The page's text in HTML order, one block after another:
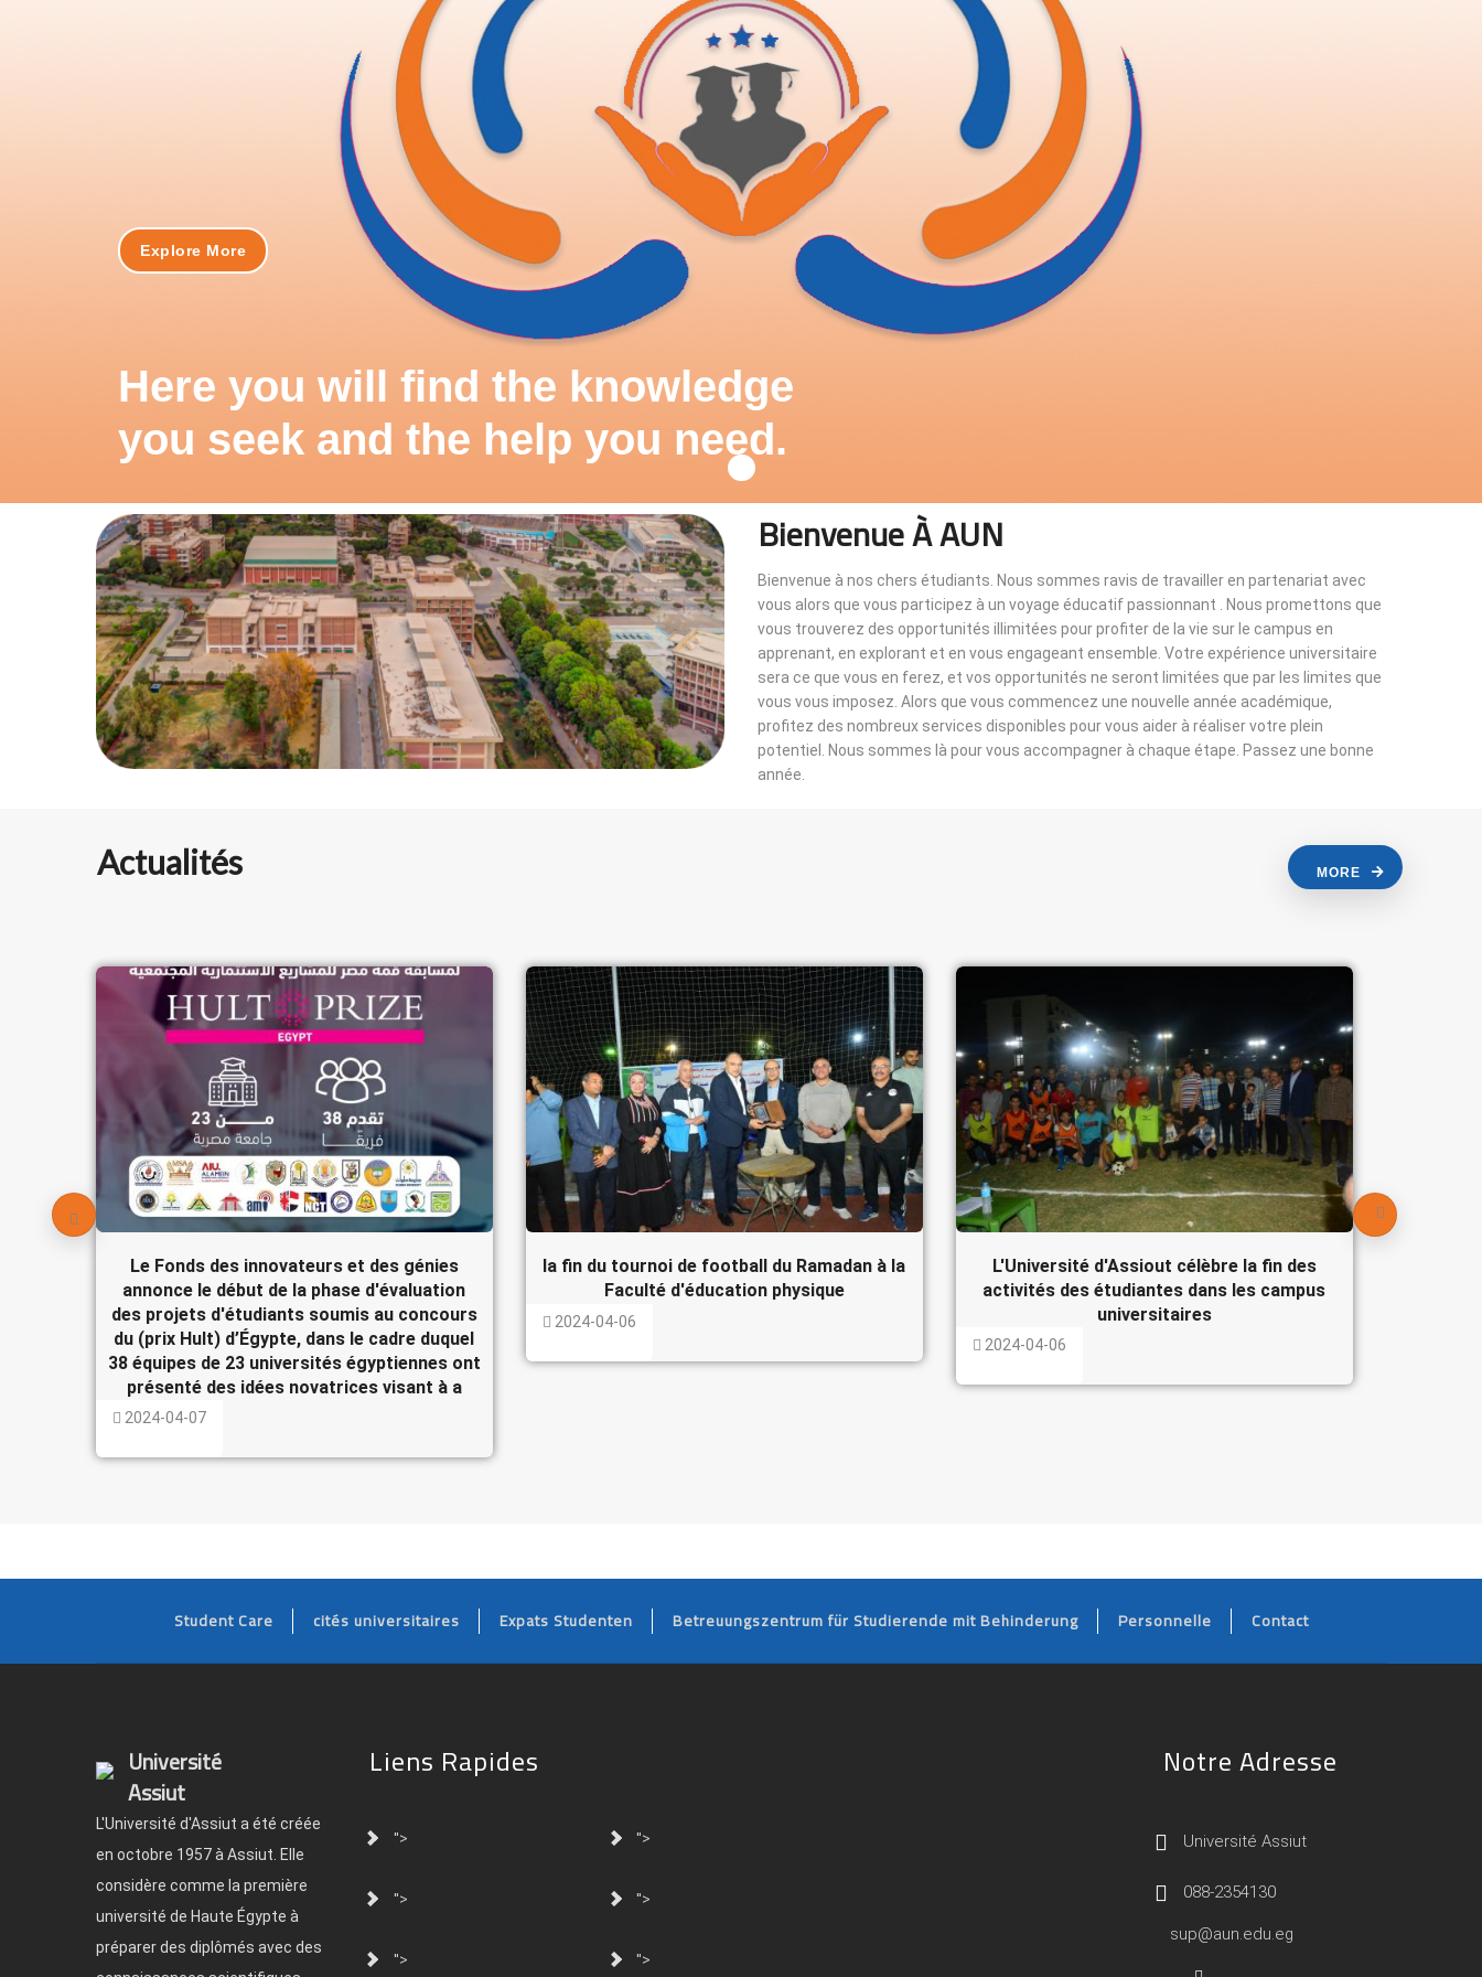
Here you will find the knowledge
you seek and the help you need.
Explore More
Bienvenue À AUN
Bienvenue à nos chers étudiants. Nous sommes ravis de travailler en partenariat avec
vous alors que vous participez à un voyage éducatif passionnant . Nous promettons que
vous trouverez des opportunités illimitées pour profiter de la vie sur le campus en
apprenant, en explorant et en vous engageant ensemble. Votre expérience universitaire
sera ce que vous en ferez, et vos opportunités ne seront limitées que par les limites que
vous vous imposez. Alors que vous commencez une nouvelle année académique,
profitez des nombreux services disponibles pour vous aider à réaliser votre plein
potentiel. Nous sommes là pour vous accompagner à chaque étape. Passez une bonne
année.
Actualités MORE
Le Fonds des innovateurs et des génies
annonce le début de la phase d'évaluation
des projets d'étudiants soumis au concours
du (prix Hult) d’Égypte, dans le cadre duquel
38 équipes de 23 universités égyptiennes ont
présenté des idées novatrices visant à a
2024-04-07
la fin du tournoi de football du Ramadan à la
Faculté d'éducation physique
2024-04-06
L'Université d'Assiout célèbre la fin des
activités des étudiantes dans les campus
universitaires
2024-04-06
FOOTER
Student Care cités universitaires Expats Studenten Betreuungszentrum für Studierende mit Behinderung Personnelle Contact
Université
Assiut
L'Université d'Assiut a été créée
en octobre 1957 à Assiut. Elle
considère comme la première
université de Haute Égypte à
préparer des diplômés avec des
Liens Rapides
"> ">
"> ">
"> ">
Notre Adresse
Université Assiut
088-2354130
sup@aun.edu.eg